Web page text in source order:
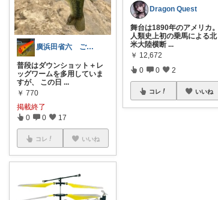
廣浜田省六 ご覧頂きありがとうございます
普段はダウンショット＋レ
ッグワームを多用していま
すが、 この日 ...
￥ 770
掲載終了
0 0 17
コレ いいね
Dragon Quest
舞台は1890年のアメリカ。
人類史上初の乗馬による北
米大陸横断 ...
￥ 12,672
0 0 2
コレ いいね